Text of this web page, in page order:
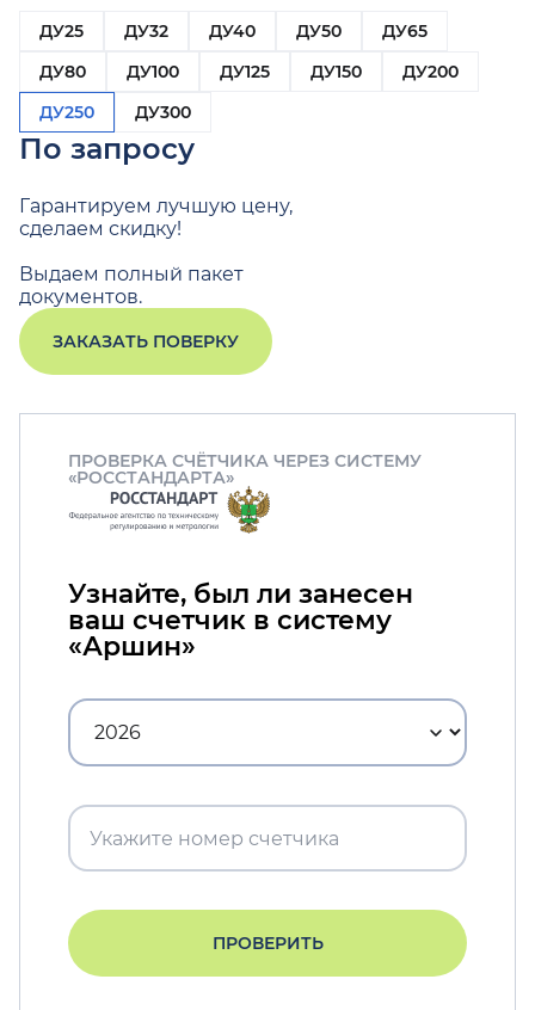
ДУ25
ДУ32 ДУ40 ДУ50
ДУ65
ДУ80
ДУ100 ДУ125 ДУ150
ДУ200
ДУ250
ДУ300
По запросу
Гарантируем лучшую цену,
сделаем скидку!
Выдаем полный пакет
документов.
ЗАКАЗАТЬ ПОВЕРКУ
ПРОВЕРКА СЧЁТЧИКА ЧЕРЕЗ СИСТЕМУ
«РОССТАНДАРТА»
Узнайте, был ли занесен
ваш счетчик в систему
«Аршин»
ПРОВЕРИТЬ